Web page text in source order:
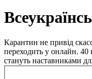
Карантин не привід
переходить у онлайн. 40
стануть наставниками